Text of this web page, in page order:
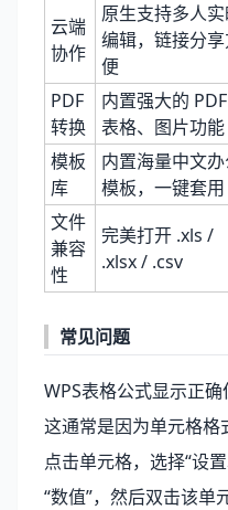
云端
协作
原生支持多人
编辑，链接分享
便
PDF
转换
内置强大的
表格、图片功能
模板
库
内置海量中文
模板，一键套用
文件
兼容
性
完美打开 .xls /
.xlsx / .csv
常见问题
WPS表格公式显示正确
这通常是因为单元格格
点击单元格，选择“设
“数值”，然后双击该单